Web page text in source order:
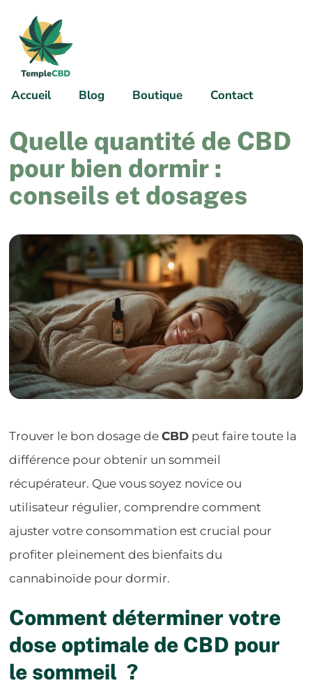
Accueil Blog Boutique Contact
Quelle quantité de CBD
pour bien dormir :
conseils et dosages
Trouver le bon dosage deCBD peut faire toute la
différence pour obtenir un sommeil
récupérateur. Que vous soyez novice ou
utilisateur régulier, comprendre comment
ajuster votre consommation est crucial pour
profiter pleinement des bienfaits du
cannabinoïde pour dormir.
Comment déterminer votre
dose optimale de CBD pour
le sommeil ?